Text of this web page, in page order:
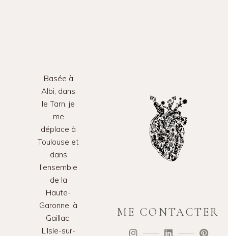
Basée à
Albi, dans
le Tarn, je
me
déplace à
Toulouse et
dans
l'ensemble
de la
Haute-
Garonne, à
Gaillac,
L’Isle-sur-
ME CONTACTER